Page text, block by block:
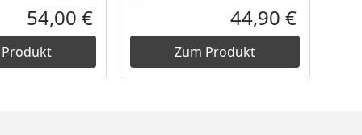
Aktueller Preis
54,00 € Aktueller
44,90 €
Zum Produkt